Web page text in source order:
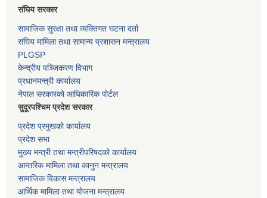
संघिय सरकार
सामाजिक सुरक्षा तथा व्यक्तिगत घटना दर्ता
संघिय मामिला तथा सामान्य प्रशासन मन्त्रालय
PLGSP
केन्द्रीय पञ्जिकरण विभाग
प्रधानमन्त्री कार्यालय
नेपाल सरकारको आधिकारिक पोर्टल
सुदूरपश्चिम प्रदेश सरकार
प्रदेश प्रमुखको कार्यालय
प्रदेश सभा
मुख्य मन्त्री तथा मन्त्रीपरिषदको कार्यालय
आन्तरिक मामिला तथा कानुन मन्त्रालय
सामाजिक विकास मन्त्रालय
आर्थिक मामिला तथा योजना मन्त्रालय